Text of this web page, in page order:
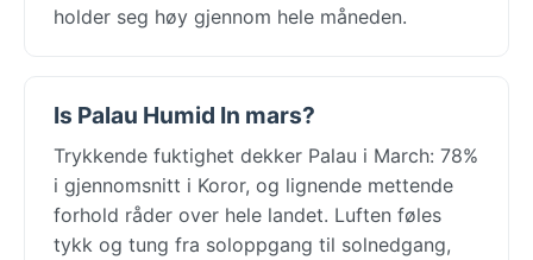
holder seg høy gjennom hele måneden.
Is Palau Humid In mars?
Trykkende fuktighet dekker Palau i March: 78%
i gjennomsnitt i Koror, og lignende mettende
forhold råder over hele landet. Luften føles
tykk og tung fra soloppgang til solnedgang,